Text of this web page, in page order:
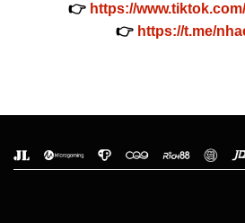
👉 https://
👉 https://t.me/